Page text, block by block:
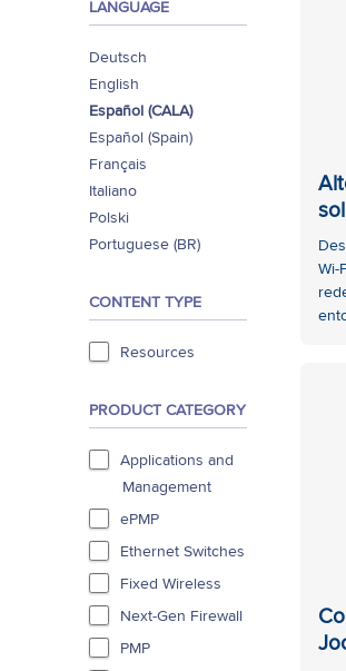
LANGUAGE
Deutsch
English
Español (CALA)
Español (Spain)
Français
Italiano
Polski
Portuguese (BR)
CONTENT TYPE
Resources
PRODUCT CATEGORY
Applications and
Management
ePMP
Ethernet Switches
Fixed Wireless
Next-Gen Firewall
PMP
Wi-